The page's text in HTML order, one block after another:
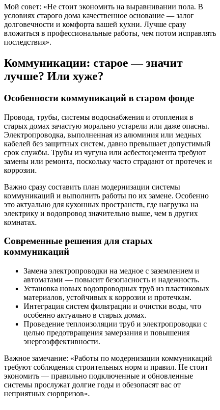
Мой совет: «Не стоит экономить на выравнивании пола. В
условиях старого дома качественное основание — залог
долговечности и комфорта вашей кухни. Лучше сразу
вложиться в профессиональные работы, чем потом исправлять
последствия».
Коммуникации: старое — значит
лучше? Или хуже?
Особенности коммуникаций в старом фонде
Провода, трубы, системы водоснабжения и отопления в
старых домах зачастую морально устарели или даже опасны.
Электропроводка, выполненная из алюминия или медных
кабелей без защитных систем, давно превышает допустимый
срок службы. Трубы из чугуна или асбестоцемента требуют
замены или ремонта, поскольку часто страдают от протечек и
коррозии.
Важно сразу составить план модернизации системы
коммуникаций и выполнить работы по их замене. Особенно
это актуально для кухонных пространств, где нагрузка на
электрику и водопровод значительно выше, чем в других
комнатах.
Современные решения для старых
коммуникаций
Замена электропроводки на медное с заземлением и
автоматами — повысит безопасность и надежность.
Установка новых водопроводных труб из пластиковых
материалов, устойчивых к коррозии и протечкам.
Интеграция систем фильтрации и очистки воды, что
особенно актуально в старых домах.
Проведение теплоизоляции труб и электропроводки с
целью предотвращения замерзания и повышения
энергоэффективности.
Важное замечание: «Работы по модернизации коммуникаций
требуют соблюдения строительных норм и правил. Не стоит
экономить — правильно подключенные и обновленные
системы прослужат долгие годы и обезопасят вас от
неприятных сюрпризов».